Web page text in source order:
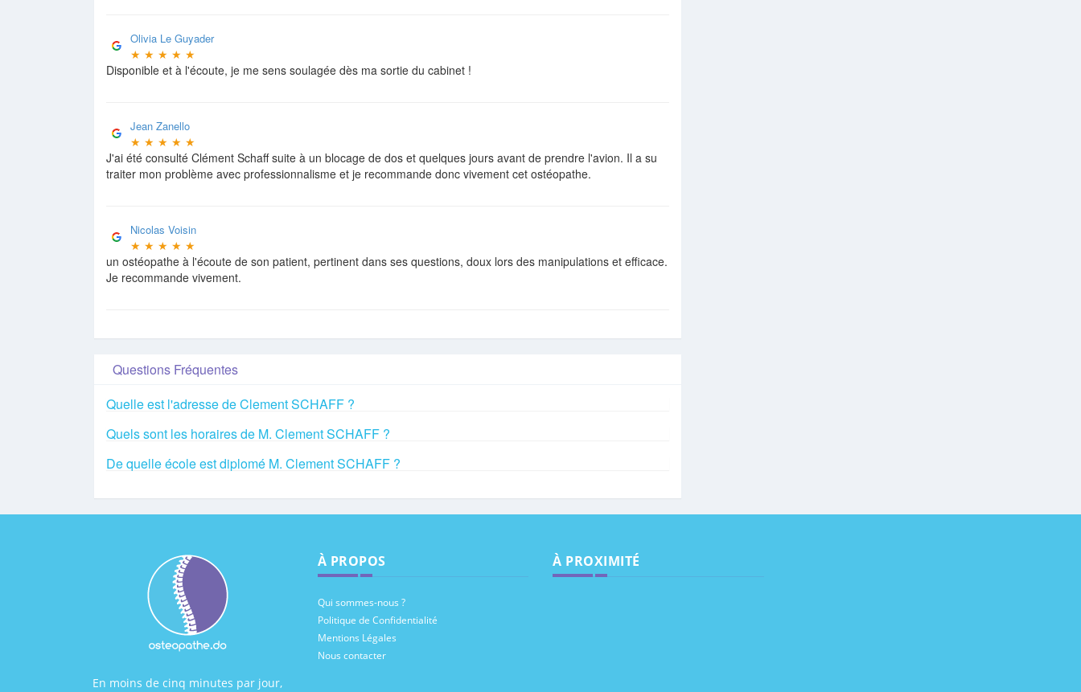
Olivia Le Guyader
★ ★ ★ ★ ★
Disponible et à l'écoute, je me sens soulagée dès ma sortie du cabinet !
Jean Zanello
★ ★ ★ ★ ★
J'ai été consulté Clément Schaff suite à un blocage de dos et quelques jours avant de prendre l'avion. Il a su
traiter mon problème avec professionnalisme et je recommande donc vivement cet ostéopathe.
Nicolas Voisin
★ ★ ★ ★ ★
un ostéopathe à l'écoute de son patient, pertinent dans ses questions, doux lors des manipulations et efficace.
Je recommande vivement.
Questions Fréquentes
Quelle est l'adresse de Clement SCHAFF ?
Quels sont les horaires de M. Clement SCHAFF ?
De quelle école est diplomé M. Clement SCHAFF ?
En moins de cinq minutes par jour,
À PROPOS
Qui sommes-nous ?
Politique de Confidentialité
Mentions Légales
Nous contacter
À PROXIMITÉ